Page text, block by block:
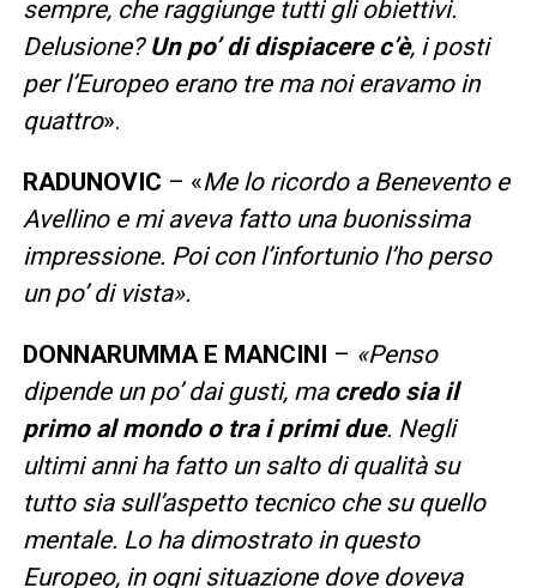
sempre, che raggiunge tutti gli obiettivi.
Delusione? Un po’ di dispiacere c’è, i posti
per l’Europeo erano tre ma noi eravamo in
quattro».
RADUNOVIC – «Me lo ricordo a Benevento e
Avellino e mi aveva fatto una buonissima
impressione. Poi con l’infortunio l’ho perso
un po’ di vista».
DONNARUMMA E MANCINI – «Penso
dipende un po’ dai gusti, ma credo sia il
primo al mondo o tra i primi due. Negli
ultimi anni ha fatto un salto di qualità su
tutto sia sull’aspetto tecnico che su quello
mentale. Lo ha dimostrato in questo
Europeo, in ogni situazione dove doveva